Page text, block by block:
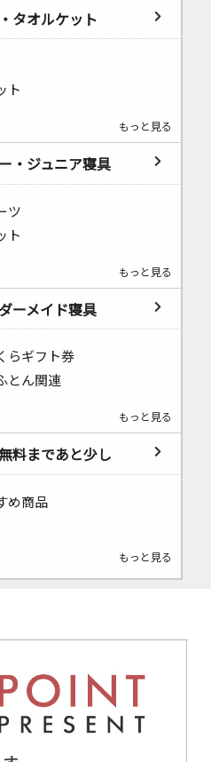
タオルケット
ト
もっと見る
・ジュニア寝具
ツ
ト
もっと見る
ーメイド寝具
らギフト券
とん関連
もっと見る
料まであと少し
め商品
もっと見る